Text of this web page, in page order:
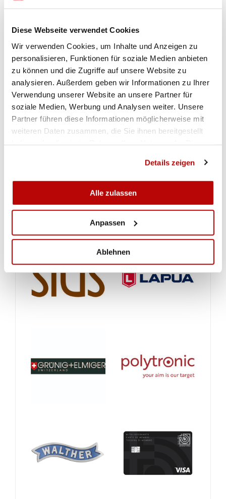
Diese Webseite verwendet Cookies
Wir verwenden Cookies, um Inhalte und Anzeigen zu
personalisieren, Funktionen für soziale Medien anbieten
zu können und die Zugriffe auf unsere Website zu
analysieren. Außerdem geben wir Informationen zu Ihrer
Verwendung unserer Website an unsere Partner für
soziale Medien, Werbung und Analysen weiter. Unsere
Partner führen diese Informationen möglicherweise mit
weiteren Daten zusammen, die Sie ihnen bereitgestellt
Details zeigen
Alle zulassen
Anpassen
Ablehnen
Waage wer in den Unteraargau fahren darf.
Zu reden gab an diesem Abend auch das
wiederholte Nein der SSV Verantwort-lichen und
Kantonalpräsidenten zu einen Tag der Jugend am
ESF 2020 im kommenden Jahr in Luzern.
Anerkennung der Nachwuchsarbeit sollte auch
belohnt werden.(Hans Bärtschi)